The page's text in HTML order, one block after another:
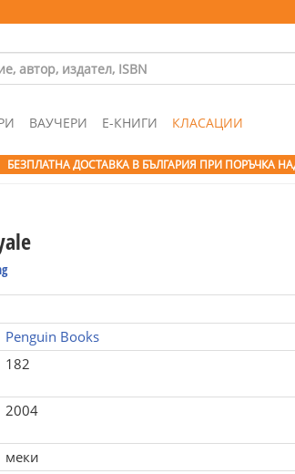
ВАУЧЕРИ Е-КНИГИ КЛАСАЦИИ
БЕЗПЛАТНА ДОСТАВКА В БЪЛГАРИЯ ПРИ ПОРЪЧКА
Penguin Books
182
2004
меки